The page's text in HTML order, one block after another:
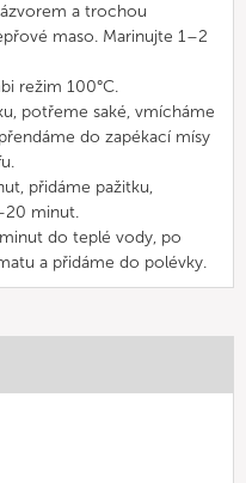
a trochou
maso. Marinujte 1–2
režim 100°C.
potřeme saké, vmícháme
do zapékací mísy
přidáme pažitku,
minut.
do teplé vody, po
a přidáme do polévky.